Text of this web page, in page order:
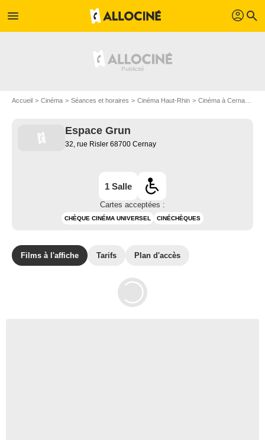
menu profil search
Accueil Cinéma Séances et horaires Cinéma Haut-Rhin Cinéma à Cernay
Espace Grun
32, rue Risler 68700 Cernay
1 Salle
Cartes acceptées :
CHÈQUE CINÉMA UNIVERSEL CINÉCHÈQUES
Films à l'affiche Tarifs Plan d'accès